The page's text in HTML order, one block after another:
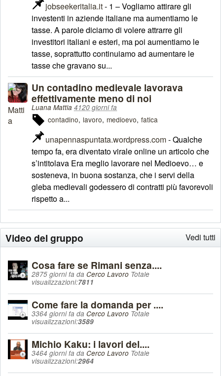
jobseekeritalia.it- 1 – Vogliamo attirare gli
investenti in aziende italiane ma aumentiamo le
tasse. A parole diciamo di volere attrarre gli
investitori italiani e esteri, ma poi aumentiamo le
tasse, soprattutto continuiamo ad aumentare le
tasse che gravano su...
Un contadino medievale lavorava
effettivamente meno di noi
Luana Mattia 4120 giorni fa
contadino lavoro medioevo fatica
unapennaspuntata.wordpress.com- Qualche
tempo fa, era diventato virale online un articolo che
s’intitolava Era meglio lavorare nel Medioevo… e
sosteneva, in buona sostanza, che i servi della
gleba medievali godessero di contratti più favorevoli
rispetto a...
Vedi tutti
Video del gruppo
Cosa fare se Rimani senza....
2875 giorni fa da Cerco Lavoro Totale
visualizzazioni:7811
Come fare la domanda per ....
3364 giorni fa da Cerco Lavoro Totale
visualizzazioni:3589
Michio Kaku: i lavori del....
3464 giorni fa da Cerco Lavoro Totale
visualizzazioni:2964